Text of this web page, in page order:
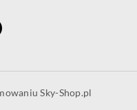
Sky-Shop.pl